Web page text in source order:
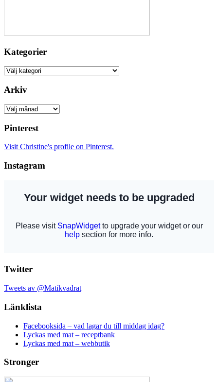
Kategorier
Kategorier
Arkiv
Arkiv
Pinterest
Visit Christine's profile on Pinterest.
Instagram
Twitter
Tweets av @Matikvadrat
Länklista
Facebooksida – vad lagar du till middag idag?
Lyckas med mat – receptbank
Lyckas med mat – webbutik
Stronger